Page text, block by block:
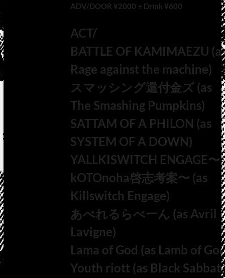
ADV/DOOR ¥2000＋Drink ¥600
ACT/
BATTLE OF KAMIMAEZU
Rage against the machine)
スマッシング還付金ズ (as
The Smashing Pumpkins)
SATTAM OF A PHILON (as
SYSTEM OF A DOWN)
YALLKISWITCH ENGAGE〜
kOTOnoha啓志考案〜 (as
Killswitch Engage)
あべれるらべーん (as Avril
Lavigne)
Lama of God (as Lamb of
Youth riott (as Black